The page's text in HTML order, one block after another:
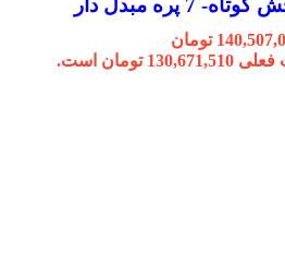
پره مبدل دار
قیمت اصلی 140,507,000 تومان
تومان است.